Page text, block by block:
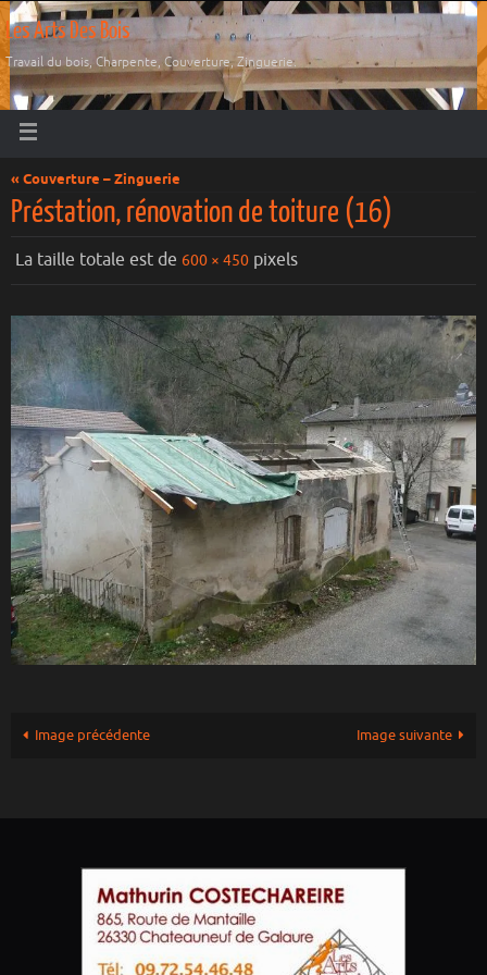
Les Arts Des Bois
Travail du bois, Charpente, Couverture, Zinguerie.
« Couverture – Zinguerie
Préstation, rénovation de toiture (16)
La taille totale est de 600 × 450 pixels
Image précédente Image suivante